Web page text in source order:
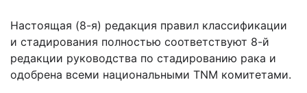
Настоящая (8-я) редакция правил классификации
и стадирования полностью соответствуют 8-й
редакции руководства по стадированию рака и
одобрена всеми национальными TNM комитетами.